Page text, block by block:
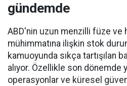
gündemde
ABD'nin uzun menzilli füze ve
mühimmatına ilişkin stok
kamuoyunda sıkça tartışılan
alıyor. Özellikle son dönemde
operasyonlar ve küresel